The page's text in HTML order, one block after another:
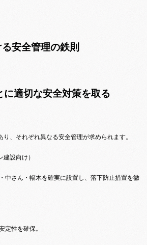
安全管理の鉄則
適切な安全対策を取る
、それぞれ異なる安全管理が求められます。
設向け）
中さん・幅木を確実に設置し、落下防止措置を徹
定性を確保。